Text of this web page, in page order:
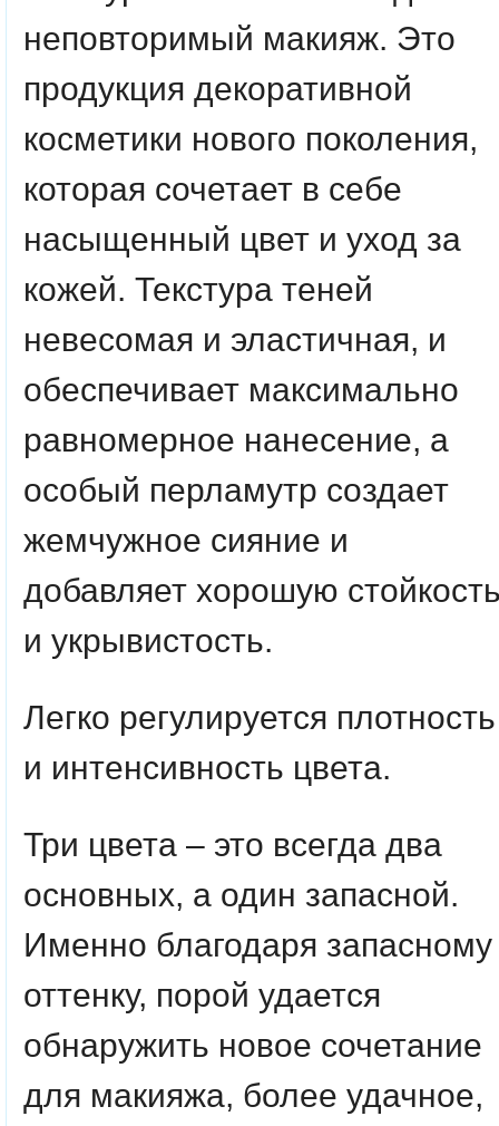
неповторимый макияж. Это
продукция декоративной
косметики нового поколения,
которая сочетает в себе
насыщенный цвет и уход за
кожей. Текстура теней
невесомая и эластичная, и
обеспечивает максимально
равномерное нанесение, а
особый перламутр создает
жемчужное сияние и
добавляет хорошую
и укрывистость.
Легко регулируется плотность
и интенсивность цвета.
Три цвета – это всегда два
основных, а один запасной.
Именно благодаря запасному
оттенку, порой удается
обнаружить новое сочетание
для макияжа, более удачное,